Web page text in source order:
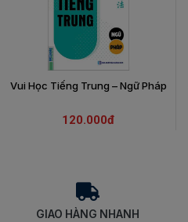
Vui Học Tiếng Trung – Ngữ Pháp
120.000đ
GIAO HÀNG NHANH